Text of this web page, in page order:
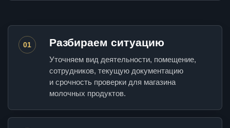
01 Разбираем ситуацию
Уточняем вид деятельности, помещение,
сотрудников, текущую документацию
и срочность проверки для магазина
молочных продуктов.